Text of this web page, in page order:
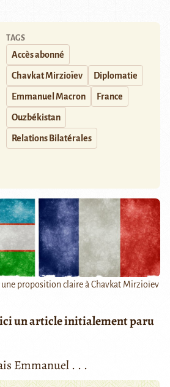
TAGS
Accès abonné
Chavkat Mirzioïev Diplomatie
Emmanuel Macron France
Ouzbékistan
Relations Bilatérales
proposition claire à Chavkat Mirzioïev
un article initialement paru
Emmanuel . . .